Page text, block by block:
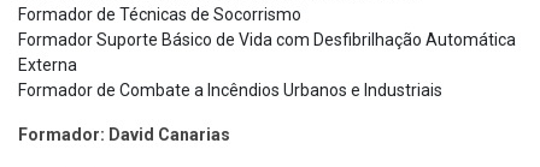
Formador de Técnicas de Socorrismo
Formador Suporte Básico de Vida com Desfibrilhação Automática
Externa
Formador de Combate a Incêndios Urbanos e Industriais
Formador: David Canarias